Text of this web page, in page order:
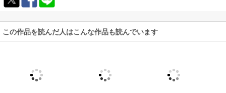
この作品を読んだ人はこんな作品も読んでいます